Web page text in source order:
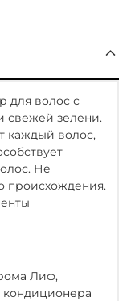
для волос с
свежей зелени.
каждый волос,
Не
происхождения.
Лиф,
кондиционера